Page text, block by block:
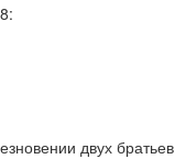
двух братьев